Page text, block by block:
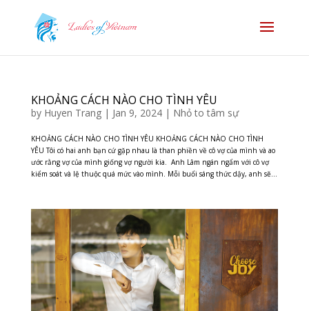
KHOẢNG CÁCH NÀO CHO TÌNH YÊU
by Huyen Trang| Jan 9, 2024| Nhỏ to tâm sự
KHOẢNG CÁCH NÀO CHO TÌNH YÊU KHOẢNG CÁCH NÀO CHO TÌNH
YÊU Tôi có hai anh bạn cứ gặp nhau là than phiền về cô vợ của mình và ao
ước rằng vợ của mình giống vợ người kia. Anh Lâm ngán ngẩm với cô vợ
kiểm soát và lệ thuộc quá mức vào mình. Mỗi buổi sáng thức dậy, anh sẽ...